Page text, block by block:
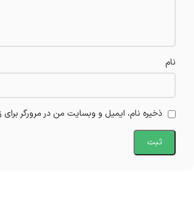
نام
ذخیره نام، ایمیل و وبسایت من در مرورگر